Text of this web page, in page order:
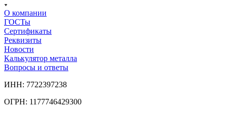
О компании
ГОСТы
Сертификаты
Реквизиты
Новости
Калькулятор металла
Вопросы и ответы
ИНН: 7722397238
ОГРН: 1177746429300